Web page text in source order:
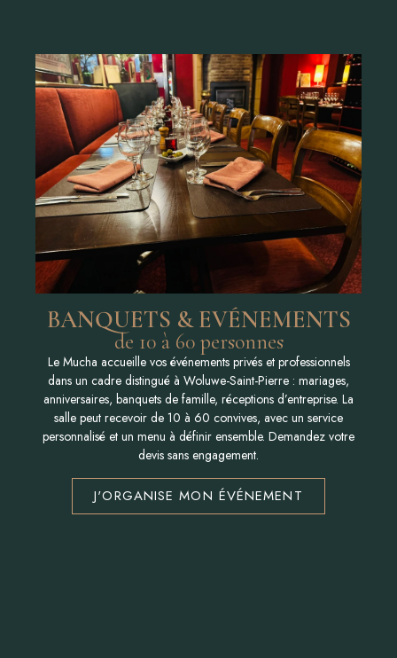
BANQUETS & EVÉNEMENTS
de 10 à 60 personnes
Le Mucha accueille vos événements privés et professionnels
dans un cadre distingué à Woluwe-Saint-Pierre : mariages,
anniversaires, banquets de famille, réceptions d’entreprise. La
salle peut recevoir de 10 à 60 convives, avec un service
personnalisé et un menu à définir ensemble. Demandez votre
devis sans engagement.
J'ORGANISE MON ÉVÉNEMENT